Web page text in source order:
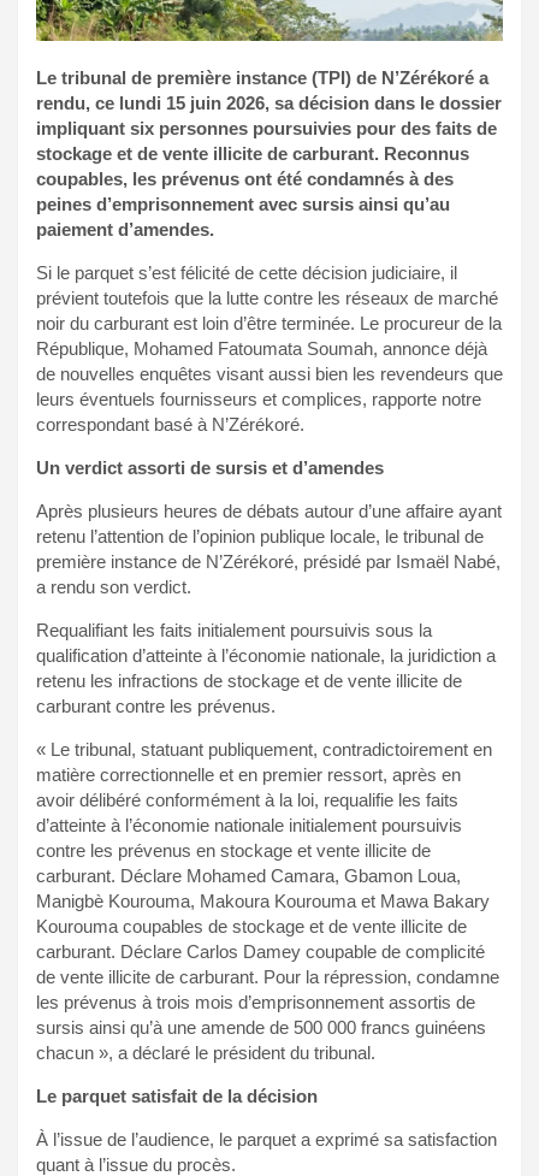
Le tribunal de première instance (TPI) de N’Zérékoré a
rendu, ce lundi 15 juin 2026, sa décision dans le dossier
impliquant six personnes poursuivies pour des faits de
stockage et de vente illicite de carburant. Reconnus
coupables, les prévenus ont été condamnés à des
peines d’emprisonnement avec sursis ainsi qu’au
paiement d’amendes.
Si le parquet s’est félicité de cette décision judiciaire, il
prévient toutefois que la lutte contre les réseaux de marché
noir du carburant est loin d’être terminée. Le procureur de la
République, Mohamed Fatoumata Soumah, annonce déjà
de nouvelles enquêtes visant aussi bien les revendeurs que
leurs éventuels fournisseurs et complices, rapporte notre
correspondant basé à N’Zérékoré.
Un verdict assorti de sursis et d’amendes
Après plusieurs heures de débats autour d’une affaire ayant
retenu l’attention de l’opinion publique locale, le tribunal de
première instance de N’Zérékoré, présidé par Ismaël Nabé,
a rendu son verdict.
Requalifiant les faits initialement poursuivis sous la
qualification d’atteinte à l’économie nationale, la juridiction a
retenu les infractions de stockage et de vente illicite de
carburant contre les prévenus.
« Le tribunal, statuant publiquement, contradictoirement en
matière correctionnelle et en premier ressort, après en
avoir délibéré conformément à la loi, requalifie les faits
d’atteinte à l’économie nationale initialement poursuivis
contre les prévenus en stockage et vente illicite de
carburant. Déclare Mohamed Camara, Gbamon Loua,
Manigbè Kourouma, Makoura Kourouma et Mawa Bakary
Kourouma coupables de stockage et de vente illicite de
carburant. Déclare Carlos Damey coupable de complicité
de vente illicite de carburant. Pour la répression, condamne
les prévenus à trois mois d’emprisonnement assortis de
sursis ainsi qu’à une amende de 500 000 francs guinéens
chacun », a déclaré le président du tribunal.
Le parquet satisfait de la décision
À l’issue de l’audience, le parquet a exprimé sa satisfaction
quant à l’issue du procès.